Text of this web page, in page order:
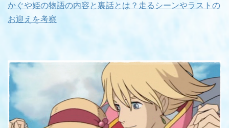
かぐや姫の物語の内容と裏話とは？走るシーンやラストの
お迎えを考察